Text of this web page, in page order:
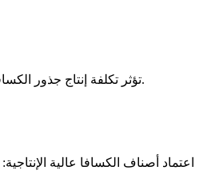
تؤثر تكلفة إنتاج جذور الكسافا الطازجة بشكل كبير على تسعير رقائق الكسافا المجففة. تساهم تكاليف العمالة المرتفعة، وانخفاض إنتاجية المزارع، وأنظمة النقل غير الفعالة في تفاقم هذه التحديات.
- اعتماد أصناف الكسافا عالية الإنتاجية: